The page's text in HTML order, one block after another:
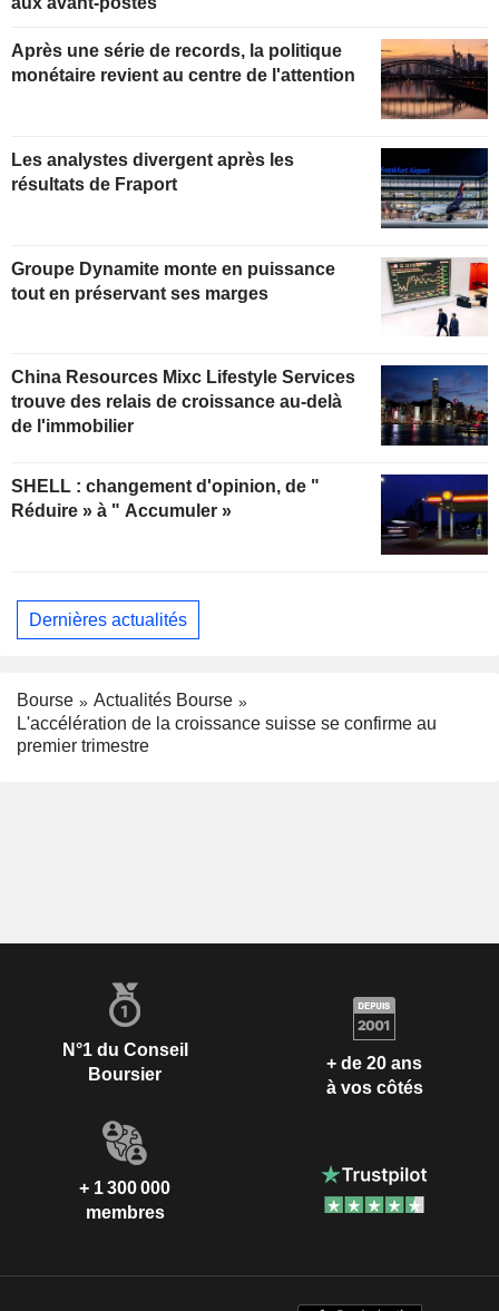
Après une série de records, la politique
monétaire revient au centre de l'attention
Les analystes divergent après les
résultats de Fraport
Groupe Dynamite monte en puissance
tout en préservant ses marges
China Resources Mixc Lifestyle Services
trouve des relais de croissance au-delà
de l'immobilier
SHELL : changement d'opinion, de "
Réduire » à " Accumuler »
Dernières actualités
Bourse
Actualités Bourse
L'accélération de la croissance suisse se confirme au
premier trimestre
N°1 du Conseil
Boursier
+ de 20 ans
à vos côtés
+ 1 300 000
membres